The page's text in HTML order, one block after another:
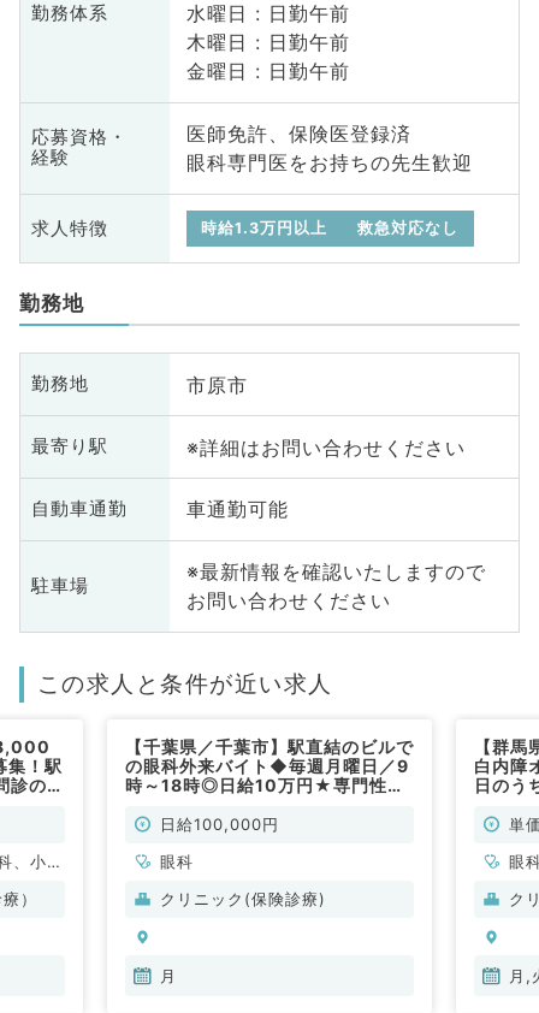
勤務体系
水曜日 : 日勤午前
木曜日 : 日勤午前
金曜日 : 日勤午前
応募資格・
経験
医師免許、保険医登録済
眼科専門医をお持ちの先生歓迎
求人特徴 時給1.3万円以上 救急対応なし
勤務地
勤務地 市原市
最寄り駅 ※詳細はお問い合わせください
自動車通勤 車通勤可能
駐車場
※最新情報を確認いたしますので
お問い合わせください
この求人と条件が近い求人
！駅
診のお
、小児
美容外
）
【千葉県／千葉市】駅直結のビルで
の眼科外来バイト◆毎週月曜日／9
時～18時◎日給10万円★専門性を
日給100,000円
眼科
クリニック(保険診療)
月
【群
白内障
日のう
単
眼
ク
月,